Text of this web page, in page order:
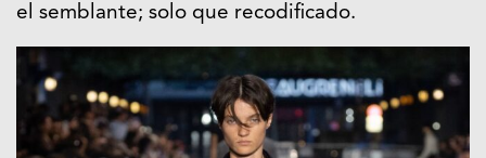
el semblante; solo que recodificado.